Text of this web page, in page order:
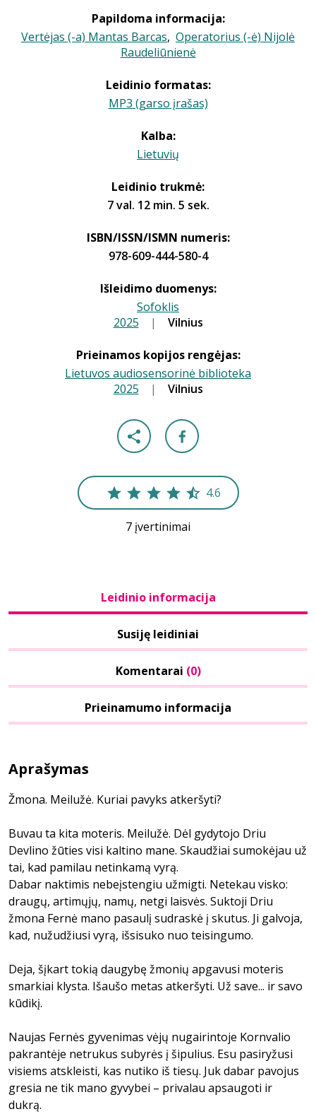
Papildoma informacija:
Vertėjas (-a) Mantas Barcas, Operatorius (-ė) Nijolė
Raudeliūnienė
Leidinio formatas:
MP3 (garso įrašas)
Kalba:
Lietuvių
Leidinio trukmė:
7 val. 12 min. 5 sek.
ISBN/ISSN/ISMN numeris:
978-609-444-580-4
Išleidimo duomenys:
Sofoklis
2025 | Vilnius
Prieinamos kopijos rengėjas:
Lietuvos audiosensorinė biblioteka
2025 | Vilnius
4.6
7 įvertinimai
Leidinio informacija
Susiję leidiniai
Komentarai (0)
Prieinamumo informacija
Aprašymas
Žmona. Meilužė. Kuriai pavyks atkeršyti?
Buvau ta kita moteris. Meilužė. Dėl gydytojo Driu
Devlino žūties visi kaltino mane. Skaudžiai sumokėjau už
tai, kad pamilau netinkamą vyrą.
Dabar naktimis nebeįstengiu užmigti. Netekau visko:
draugų, artimųjų, namų, netgi laisvės. Suktoji Driu
žmona Fernė mano pasaulį sudraskė į skutus. Ji galvoja,
kad, nužudžiusi vyrą, išsisuko nuo teisingumo.
Deja, šįkart tokią daugybę žmonių apgavusi moteris
smarkiai klysta. Išaušo metas atkeršyti. Už save... ir savo
kūdikį.
Naujas Fernės gyvenimas vėjų nugairintoje Kornvalio
pakrantėje netrukus subyrės į šipulius. Esu pasiryžusi
visiems atskleisti, kas nutiko iš tiesų. Juk dabar pavojus
gresia ne tik mano gyvybei – privalau apsaugoti ir
dukrą.